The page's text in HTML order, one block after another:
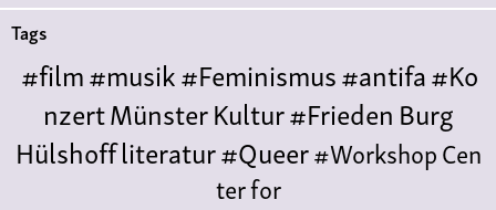
Tags
#film#musik#Feminismus#antifa#Ko
nzertMünsterKultur#FriedenBurg
Hülshoffliteratur#Queer#WorkshopCen
ter for